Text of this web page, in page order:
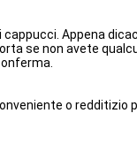
Appena
se non avete
o redditizio